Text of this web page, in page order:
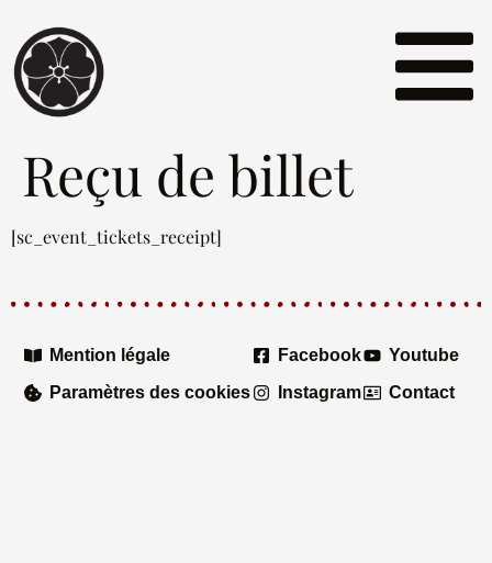
Reçu de billet
[sc_event_tickets_receipt]
Mention légale
Paramètres des cookies
Facebook
Instagram
Youtube
Contact